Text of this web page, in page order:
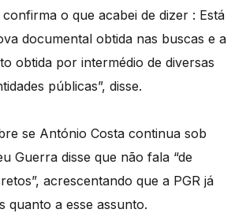
o que acabei de dizer : Está
documental obtida nas buscas e a
obtida por intermédio de diversas
públicas”, disse.
se António Costa continua sob
Guerra disse que não fala “de
acrescentando que a PGR já
quanto a esse assunto.